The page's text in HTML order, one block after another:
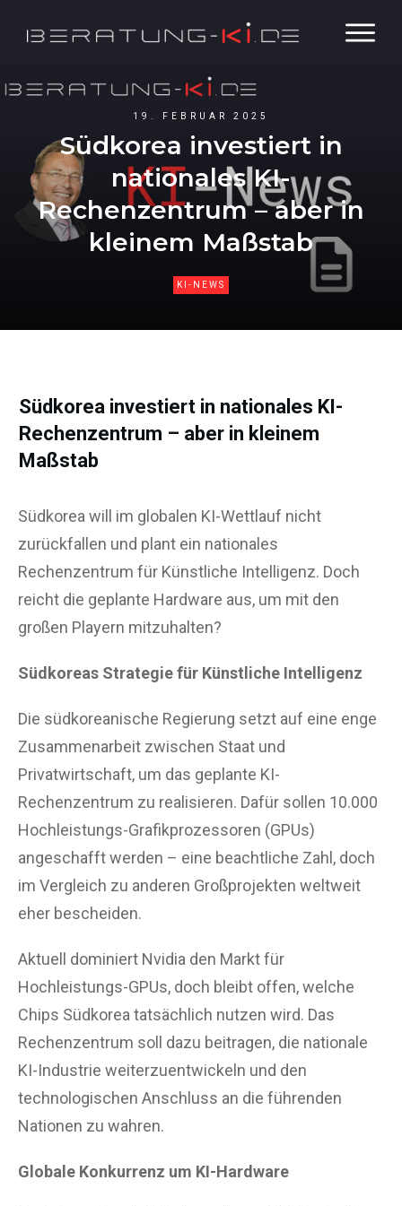
19. FEBRUAR 2025
Südkorea investiert in
nationales KI-
Rechenzentrum – aber in
kleinem Maßstab
KI-NEWS
Südkorea investiert in nationales KI-
Rechenzentrum – aber in kleinem
Maßstab
Südkorea will im globalen KI-Wettlauf nicht
zurückfallen und plant ein nationales
Rechenzentrum für Künstliche Intelligenz. Doch
reicht die geplante Hardware aus, um mit den
großen Playern mitzuhalten?
Südkoreas Strategie für Künstliche Intelligenz
Die südkoreanische Regierung setzt auf eine enge
Zusammenarbeit zwischen Staat und
Privatwirtschaft, um das geplante KI-
Rechenzentrum zu realisieren. Dafür sollen 10.000
Hochleistungs-Grafikprozessoren (GPUs)
angeschafft werden – eine beachtliche Zahl, doch
im Vergleich zu anderen Großprojekten weltweit
eher bescheiden.
Aktuell dominiert Nvidia den Markt für
Hochleistungs-GPUs, doch bleibt offen, welche
Chips Südkorea tatsächlich nutzen wird. Das
Rechenzentrum soll dazu beitragen, die nationale
KI-Industrie weiterzuentwickeln und den
technologischen Anschluss an die führenden
Nationen zu wahren.
Globale Konkurrenz um KI-Hardware